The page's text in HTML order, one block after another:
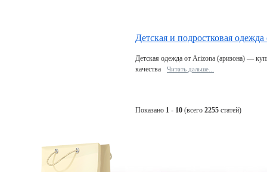
Детская и подростковая
Детская одежда от Arizona (аризона) —
качества
Читать дальшe...
Показано 1 - 10 (всего 2255 статей)